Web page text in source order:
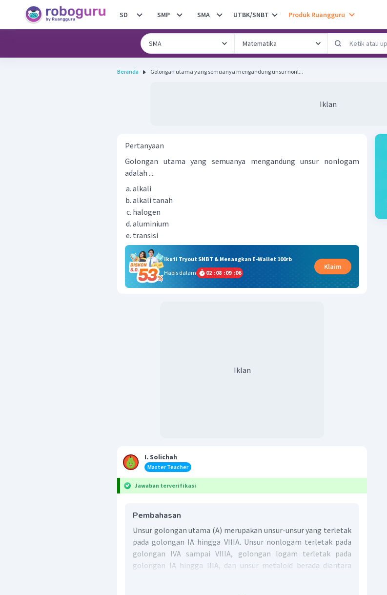
SD SMP SMA UTBK/SNBT Produk Ruangguru
Beranda Golongan utama yang semuanya mengandung unsur nonl...
Iklan
Pertanyaan
Golongan utama yang semuanya mengandung unsur nonlogam
adalah ....
alkali
alkali tanah
halogen
aluminium
transisi
Ikuti Tryout SNBT & Menangkan E-Wallet 100rb
Habis dalam
02 :08 :09 :05
Klaim
Iklan
I. Solichah
Master Teacher
Jawaban terverifikasi
Pembahasan
Unsur golongan utama (A) merupakan unsur-unsur yang terletak
pada golongan IA hingga VIIIA. Unsur nonlogam terletak pada
golongan IVA sampai VIIIA, golongan logam terletak pada
golongan IA hingga IIIA, dan unsur metaloid berada diantara